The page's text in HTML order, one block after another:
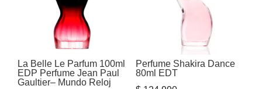
La Belle Le Parfum 100ml
EDP Perfume Jean Paul
Gaultier– Mundo Reloj
Perfume Shakira Dance
80ml EDT